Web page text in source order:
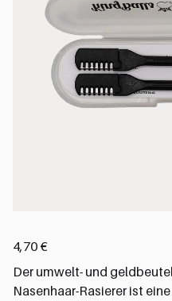
4,70 €
Der umwelt- und
Nasenhaar-Rasierer ist